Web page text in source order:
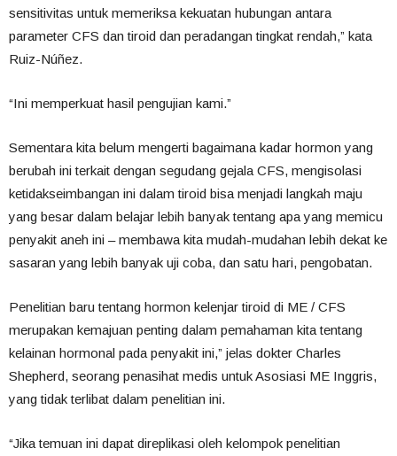
sensitivitas untuk memeriksa kekuatan hubungan antara
parameter CFS dan tiroid dan peradangan tingkat rendah,” kata
Ruiz-Núñez.
“Ini memperkuat hasil pengujian kami.”
Sementara kita belum mengerti bagaimana kadar hormon yang
berubah ini terkait dengan segudang gejala CFS, mengisolasi
ketidakseimbangan ini dalam tiroid bisa menjadi langkah maju
yang besar dalam belajar lebih banyak tentang apa yang memicu
penyakit aneh ini – membawa kita mudah-mudahan lebih dekat ke
sasaran yang lebih banyak uji coba, dan satu hari, pengobatan.
Penelitian baru tentang hormon kelenjar tiroid di ME / CFS
merupakan kemajuan penting dalam pemahaman kita tentang
kelainan hormonal pada penyakit ini,” jelas dokter Charles
Shepherd, seorang penasihat medis untuk Asosiasi ME Inggris,
yang tidak terlibat dalam penelitian ini.
“Jika temuan ini dapat direplikasi oleh kelompok penelitian